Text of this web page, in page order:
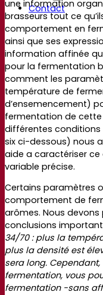
Contact
une information
brasseurs tout ce
comportement en
ainsi que ses
information affinée
pour la fermentation
comment les
température de
d’ensemencement)
fermentation de cette
différentes conditions
six ci-dessous) nous
aide a caractériser ce
variable précise.
Certains paramètres
comportement de
arômes. Nous
conclusions
34/70 : plus la
plus la densité est
sera long.
fermentation, vous
fermentation -sans